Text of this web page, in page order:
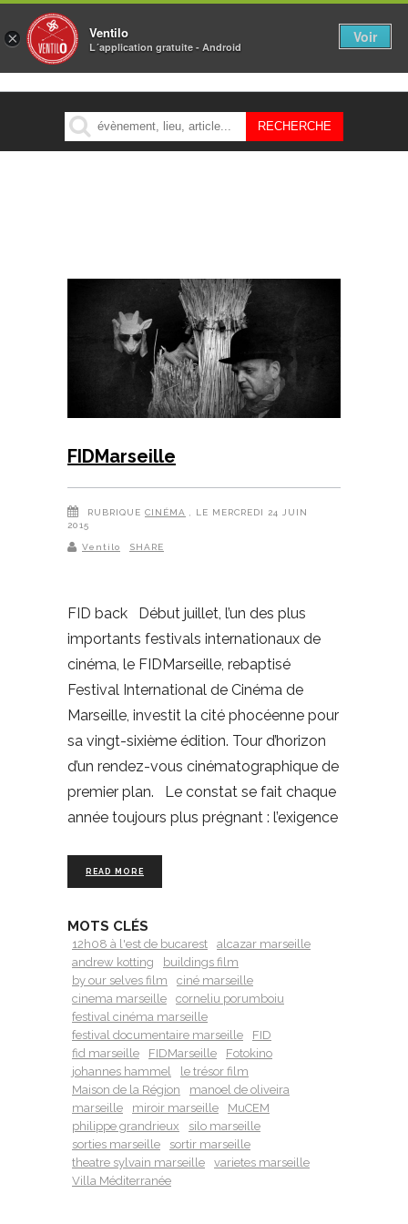
MENU
FIDMarseille
RUBRIQUE CINÉMA
, LE MERCREDI 24 JUIN
2015
Ventilo SHARE
FID back Début juillet, l’un des plus
importants festivals internationaux de
cinéma, le FIDMarseille, rebaptisé
Festival International de Cinéma de
Marseille, investit la cité phocéenne pour
sa vingt-sixième édition. Tour d’horizon
d’un rendez-vous cinématographique de
premier plan. Le constat se fait chaque
année toujours plus prégnant : l’exigence
READ MORE
MOTS CLÉS
12h08 à l'est de bucarest
alcazar marseille
andrew kotting
buildings film
by our selves film
ciné marseille
cinema marseille
corneliu porumboiu
festival cinéma marseille
festival documentaire marseille
FID
fid marseille
FIDMarseille
Fotokino
johannes hammel
le trésor film
Maison de la Région
manoel de oliveira
marseille
miroir marseille
MuCEM
philippe grandrieux
silo marseille
sorties marseille
sortir marseille
theatre sylvain marseille
varietes marseille
Villa Méditerranée
× Ventilo
L´application gratuite - Android
Voir